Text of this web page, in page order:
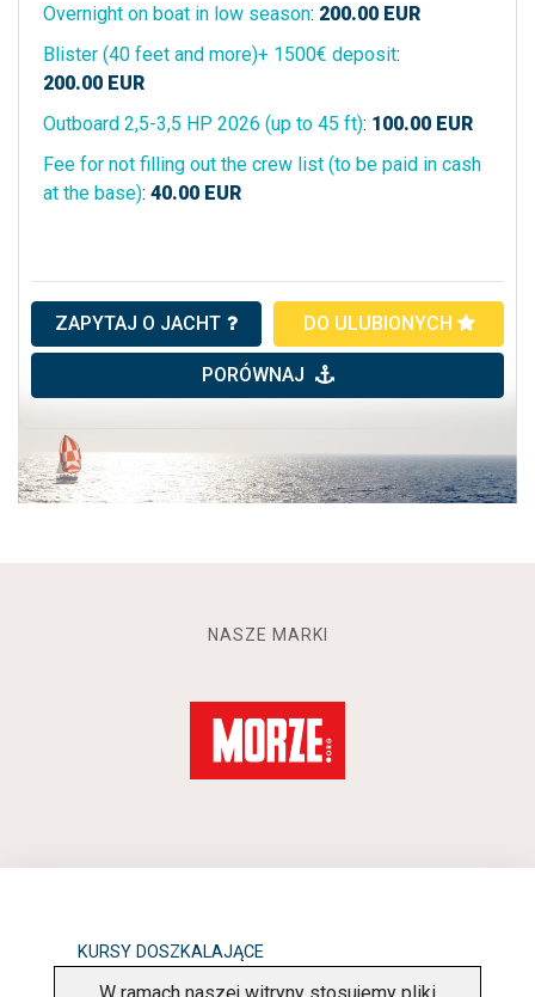
Overnight on boat in low season: 200.00 EUR
Blister (40 feet and more)+ 1500€ deposit:
200.00 EUR
Outboard 2,5-3,5 HP 2026 (up to 45 ft): 100.00 EUR
Fee for not filling out the crew list (to be paid in cash
at the base): 40.00 EUR
ZAPYTAJ O JACHT DO ULUBIONYCH
PORÓWNAJ
NASZE MARKI
KURSY DOSZKALAJĄCE